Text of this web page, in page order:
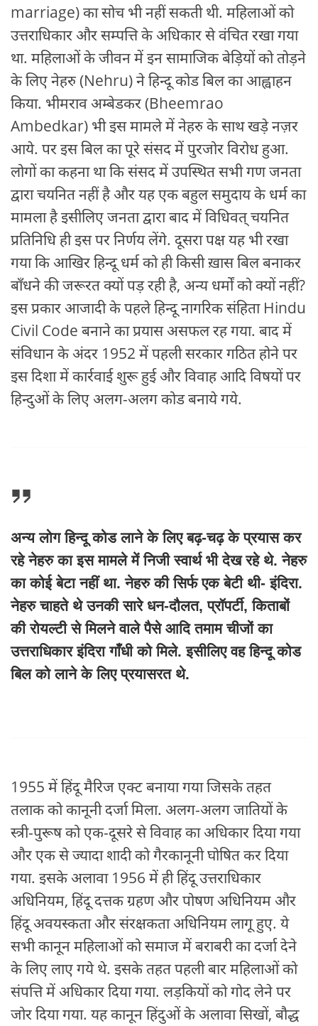
marriage) का सोच भी नहीं सकती थी. महिलाओं को
उत्तराधिकार और सम्पत्ति के अधिकार से वंचित रखा गया
था. महिलाओं के जीवन में इन सामाजिक बेड़ियों को तोड़ने
के लिए नेहरु (Nehru) ने हिन्दू कोड बिल का आह्वाहन
किया. भीमराव अम्बेडकर (Bheemrao
Ambedkar) भी इस मामले में नेहरु के साथ खड़े नज़र
आये. पर इस बिल का पूरे संसद में पुरजोर विरोध हुआ.
लोगों का कहना था कि संसद में उपस्थित सभी गण जनता
द्वारा चयनित नहीं है और यह एक बहुल समुदाय के धर्म का
मामला है इसीलिए जनता द्वारा बाद में विधिवत् चयनित
प्रतिनिधि ही इस पर निर्णय लेंगे. दूसरा पक्ष यह भी रखा
गया कि आखिर हिन्दू धर्म को ही किसी ख़ास बिल बनाकर
बाँधने की जरूरत क्यों पड़ रही है, अन्य धर्मों को क्यों नहीं?
इस प्रकार आजादी के पहले हिन्दू नागरिक संहिता Hindu
Civil Code बनाने का प्रयास असफल रह गया. बाद में
संविधान के अंदर 1952 में पहली सरकार गठित होने पर
इस दिशा में कार्रवाई शुरू हुई और विवाह आदि विषयों पर
हिन्दुओं के लिए अलग-अलग कोड बनाये गये.
अन्य लोग हिन्दू कोड लाने के लिए बढ़-चढ़ के प्रयास कर
रहे नेहरु का इस मामले में निजी स्वार्थ भी देख रहे थे. नेहरु
का कोई बेटा नहीं था. नेहरु की सिर्फ एक बेटी थी- इंदिरा.
नेहरु चाहते थे उनकी सारे धन-दौलत, प्रॉपर्टी, किताबों
की रोयल्टी से मिलने वाले पैसे आदि तमाम चीजों का
उत्तराधिकार इंदिरा गाँधी को मिले. इसीलिए वह हिन्दू कोड
बिल को लाने के लिए प्रयासरत थे.
1955 में हिंदू मैरिज एक्ट बनाया गया जिसके तहत
तलाक को कानूनी दर्जा मिला. अलग-अलग जातियों के
स्त्री-पुरूष को एक-दूसरे से विवाह का अधिकार दिया गया
और एक से ज्यादा शादी को गैरकानूनी घोषित कर दिया
गया. इसके अलावा 1956 में ही हिंदू उत्तराधिकार
अधिनियम, हिंदू दत्तक ग्रहण और पोषण अधिनियम और
हिंदू अवयस्कता और संरक्षकता अधिनियम लागू हुए. ये
सभी कानून महिलाओं को समाज में बराबरी का दर्जा देने
के लिए लाए गये थे. इसके तहत पहली बार महिलाओं को
संपत्ति में अधिकार दिया गया. लड़कियों को गोद लेने पर
जोर दिया गया. यह कानून हिंदुओं के अलावा सिखों, बौद्ध